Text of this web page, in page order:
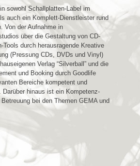
sowohl Schallplatten-Label im
auch ein Komplett-Dienstleister rund
Von der Aufnahme in
über die Gestaltung von CD-
Tools durch herausragende Kreative
(Pressung CDs, DVDs und Vinyl)
Verlag “Silverball” und die
und Booking durch Goodlife
Bereiche kompetent und
hinaus ist ein Kompetenz-
bei den Themen GEMA und